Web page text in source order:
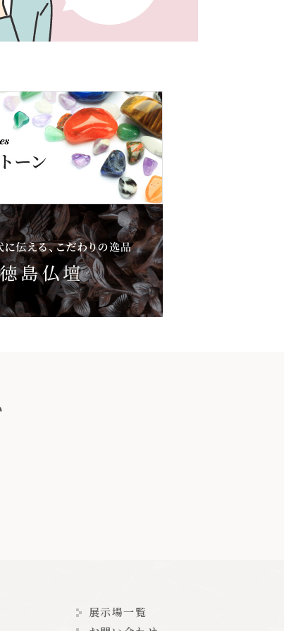
展示場一覧